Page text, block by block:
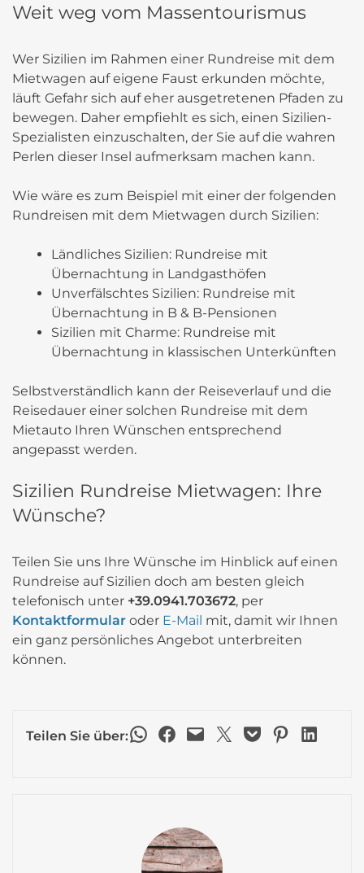
Weit weg vom Massentourismus
Wer Sizilien im Rahmen einer Rundreise mit dem
Mietwagen auf eigene Faust erkunden möchte,
läuft Gefahr sich auf eher ausgetretenen Pfaden zu
bewegen. Daher empfiehlt es sich, einen Sizilien-
Spezialisten einzuschalten, der Sie auf die wahren
Perlen dieser Insel aufmerksam machen kann.
Wie wäre es zum Beispiel mit einer der folgenden
Rundreisen mit dem Mietwagen durch Sizilien:
Ländliches Sizilien: Rundreise mit
Übernachtung in Landgasthöfen
Unverfälschtes Sizilien: Rundreise mit
Übernachtung in B & B-Pensionen
Sizilien mit Charme: Rundreise mit
Übernachtung in klassischen Unterkünften
Selbstverständlich kann der Reiseverlauf und die
Reisedauer einer solchen Rundreise mit dem
Mietauto Ihren Wünschen entsprechend
angepasst werden.
Sizilien Rundreise Mietwagen: Ihre
Wünsche?
Teilen Sie uns Ihre Wünsche im Hinblick auf einen
Rundreise auf Sizilien doch am besten gleich
telefonisch unter +39.0941.703672, per
Kontaktformular oder E-Mail mit, damit wir Ihnen
ein ganz persönliches Angebot unterbreiten
können.
Teilen Sie über:Share on WhatsApp
Share on Facebook
Email this PageShare on X Share on PocketShare on PinterestShare on LinkedIn